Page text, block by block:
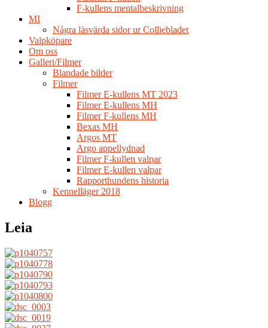
F-kullens mentalbeskrivning
MI
Några läsvärda sidor ur Colliebladet
Valpköpare
Om oss
Galleri/Filmer
Blandade bilder
Filmer
Filmer E-kullens MT 2023
Filmer E-kullens MH
Filmer F-kullens MH
Bexas MH
Argos MT
Argo appellydnad
Filmer F-kullen valpar
Filmer E-kullen valpar
Rapporthundens historia
Kennelläger 2018
Blogg
Leia